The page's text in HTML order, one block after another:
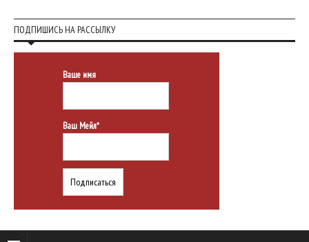
ПОДПИШИСЬ НА РАССЫЛКУ
Ваше имя
Ваш Мейл*